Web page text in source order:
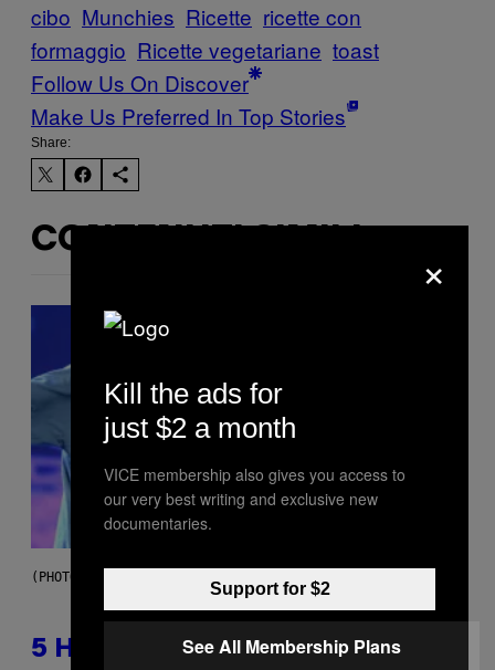
cibo Munchies Ricette ricette con
formaggio Ricette vegetariane toast
Follow Us On Discover
Make Us Preferred In Top Stories
Share:
CONTENUTI SIMILI
(PHOTO BY STEVE GRANITZ/WIREIMAGE)
5 Hip-Hop Songs That Are Most
×
Kill the ads for
just $2 a month
VICE membership also gives you access to
our very best writing and exclusive new
documentaries.
Support for $2
See All Membership Plans